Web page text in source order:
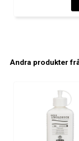
Andra produkter